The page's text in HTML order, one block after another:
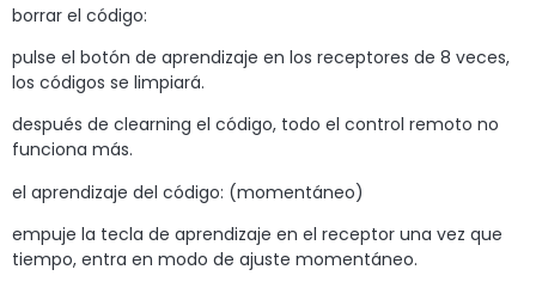
borrar el código:
pulse el botón de aprendizaje en los receptores de 8 veces,
los códigos se limpiará.
después de clearning el código, todo el control remoto no
funciona más.
el aprendizaje del código: (momentáneo)
empuje la tecla de aprendizaje en el receptor una vez que
tiempo, entra en modo de ajuste momentáneo.